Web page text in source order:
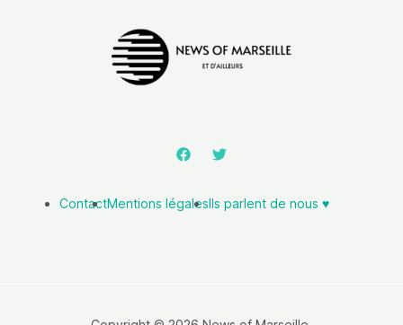
ContactMentions légalesIls parlent de nous ♥️